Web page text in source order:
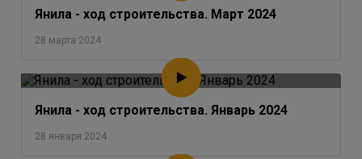
Янила - ход строительства. Март 2024
28 марта 2024
Янила - ход строительства. Январь 2024
28 января 2024